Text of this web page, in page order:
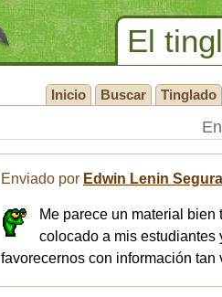
El
Inicio Buscar Tinglado
Enviado por Edwin Lenin Segura
Me parece un material
colocado a mis estudiantes
favorecernos con información tan